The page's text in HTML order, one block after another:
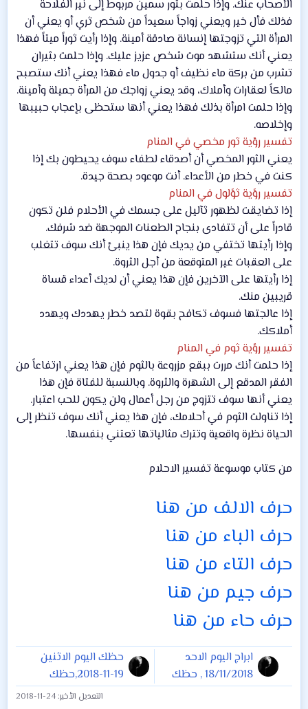
الأصحاب عنك. وإذا حلمت بثور سمين مربوط إلى نير الفلاحة
فذلك فأل خير ويعني زواجاً سعيداً من شخص ثري أو يعني أن
المرأة التي تزوجتها إنسانة صادقة أمينة. وإذا رأيت ثوراً ميتاً فهذا
يعني أنك ستشهد موت شخص عزيز عليك. وإذا حلمت بثيران
تشرب من بركة ماء نظيف أو جدول ماء فهذا يعني أنك ستصبح
مالكاً لعقارات وأملاك، وقد يعني زواجك من المرأة جميلة وأمينة.
وإذا حلمت امرأة بذلك فهذا يعني أنها ستحظى بإعجاب حبيبها
وإخلاصه.
تفسير رؤية ثور مخصي في المنام
يعني الثور المخصي أن أصدقاء لطفاء سوف يحيطون بك إذا
كنت في خطر من الأعداء. أنت موعود بصحة جيدة.
تفسير رؤية ثؤلول في المنام
إذا تضايقت لظهور ثآليل على جسمك في الأحلام فلن تكون
قادراً على أن تتفادى بنجاح الطعنات الموجهة ضد شرفك.
وإذا رأيتها تختفي من يديك فإن هذا ينبئ أنك سوف تتغلب
على العقبات غير المتوقعة من أجل الثروة.
إذا رأيتها على الآخرين فإن هذا يعني أن لديك أعداء قساة
قريبين منك.
إذا عالجتها فسوف تكافح بقوة لتصد خطر يهددك ويهدد
أملاكك.
تفسير رؤية ثوم في المنام
إذا حلمت أنك مررت ببقع مزروعة بالثوم فإن هذا يعني ارتفاعاً من
الفقر المدقع إلى الشهرة والثروة. وبالنسبة للفتاة فإن هذا
يعني أنها سوف تتزوج من رجل أعمال ولن يكون للحب اعتبار.
إذا تناولت الثوم في أحلامك، فإن هذا يعني أنك سوف تنظر إلى
الحياة نظرة واقعية وتترك مثالياتها تعتني بنفسها.
من كتاب موسوعة تفسير الاحلام
حرف الالف من هنا
حرف الباء من هنا
حرف التاء من هنا
حرف جيم من هنا
حرف حاء من هنا
ابراج اليوم الاحد
18/11/2018 , حظك
وتوقعات الابراج اليوم
حظك اليوم الاثنين
19-11-2018,حظك
اليوم الاثنين 19
التعديل الأخير: 2018-11-24